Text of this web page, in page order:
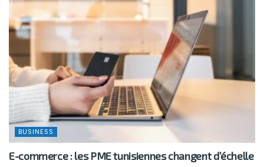
BUSINESS
E-commerce : les PME tunisiennes changent d’échelle